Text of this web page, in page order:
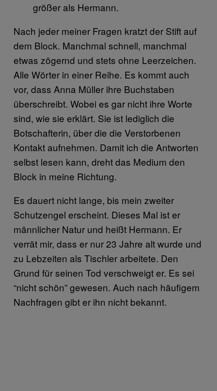
größer als Hermann.
Nach jeder meiner Fragen kratzt der Stift auf
dem Block. Manchmal schnell, manchmal
etwas zögernd und stets ohne Leerzeichen.
Alle Wörter in einer Reihe. Es kommt auch
vor, dass Anna Müller ihre Buchstaben
überschreibt. Wobei es gar nicht ihre Worte
sind, wie sie erklärt. Sie ist lediglich die
Botschafterin, über die die Verstorbenen
Kontakt aufnehmen. Damit ich die Antworten
selbst lesen kann, dreht das Medium den
Block in meine Richtung.
Es dauert nicht lange, bis mein zweiter
Schutzengel erscheint. Dieses Mal ist er
männlicher Natur und heißt Hermann. Er
verrät mir, dass er nur 23 Jahre alt wurde und
zu Lebzeiten als Tischler arbeitete. Den
Grund für seinen Tod verschweigt er. Es sei
“nicht schön” gewesen. Auch nach häufigem
Nachfragen gibt er ihn nicht bekannt.